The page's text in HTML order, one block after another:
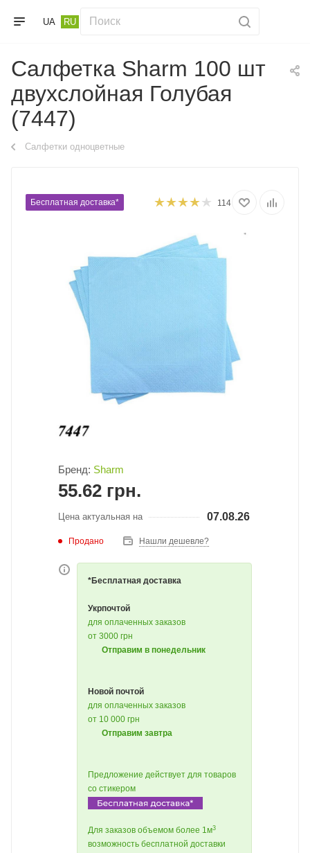
UA RU
Салфетка Sharm 100 шт
двухслойная Голубая
(7447)
Салфетки одноцветные
Бесплатная доставка* 114
Бренд: Sharm
55.62 грн.
Цена актуальная на 07.08.26
Продано Нашли дешевле?
*Бесплатная доставка
Укрпочтой
для оплаченных заказов
от 3000 грн
Отправим в понедельник
Новой почтой
для оплаченных заказов
от 10 000 грн
Отправим завтра
Предложение действует для товаров
со стикером
Для заказов объемом более 1м3
возможность бесплатной доставки